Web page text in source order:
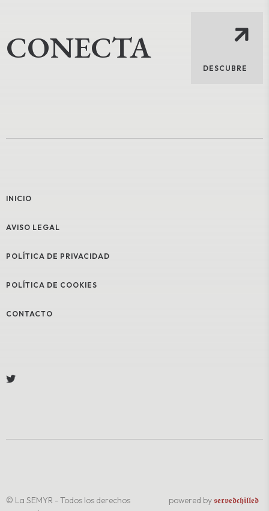
CONECTA
DESCUBRE
INICIO
AVISO LEGAL
POLÍTICA DE PRIVACIDAD
POLÍTICA DE COOKIES
CONTACTO
© La SEMYR - Todos los derechos
powered by 𝖘𝖊𝖗𝖛𝖊𝖉𝖈𝖍𝖎𝖑𝖑𝖊𝖉